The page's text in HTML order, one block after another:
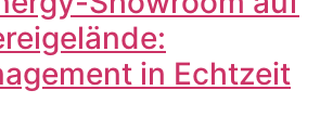
in Echtzeit